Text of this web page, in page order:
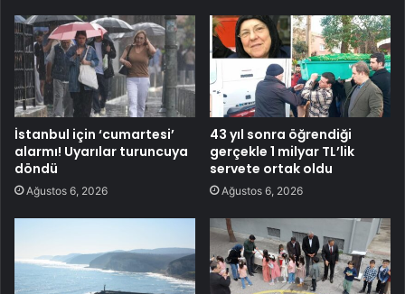
İstanbul için ‘cumartesi’
alarmı! Uyarılar turuncuya
döndü
Ağustos 6, 2026
43 yıl sonra öğrendiği
gerçekle 1 milyar TL’lik
servete ortak oldu
Ağustos 6, 2026